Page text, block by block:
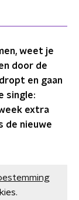
weet je
door de
en gaan
single:
extra
de nieuwe